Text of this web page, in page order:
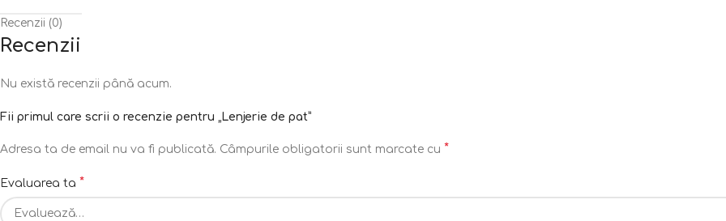
Recenzii (0)
Recenzii
Nu există recenzii până acum.
Fii primul care scrii o recenzie pentru „Lenjerie de pat”
Adresa ta de email nu va fi publicată. Câmpurile obligatorii sunt marcate cu *
Evaluarea ta *